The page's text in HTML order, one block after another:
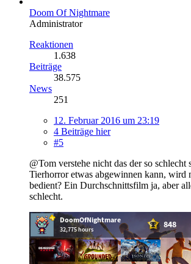
Doom Of Nightmare
Administrator
Reaktionen
1.638
Beiträge
38.575
News
251
12. Februar 2016 um 23:19
4 Beiträge hier
#5
@Tom verstehe nicht das der so schlecht
Tierhorror etwas abgewinnen kann, wird
bedient? Ein Durchschnittsfilm ja, aber
schlecht.